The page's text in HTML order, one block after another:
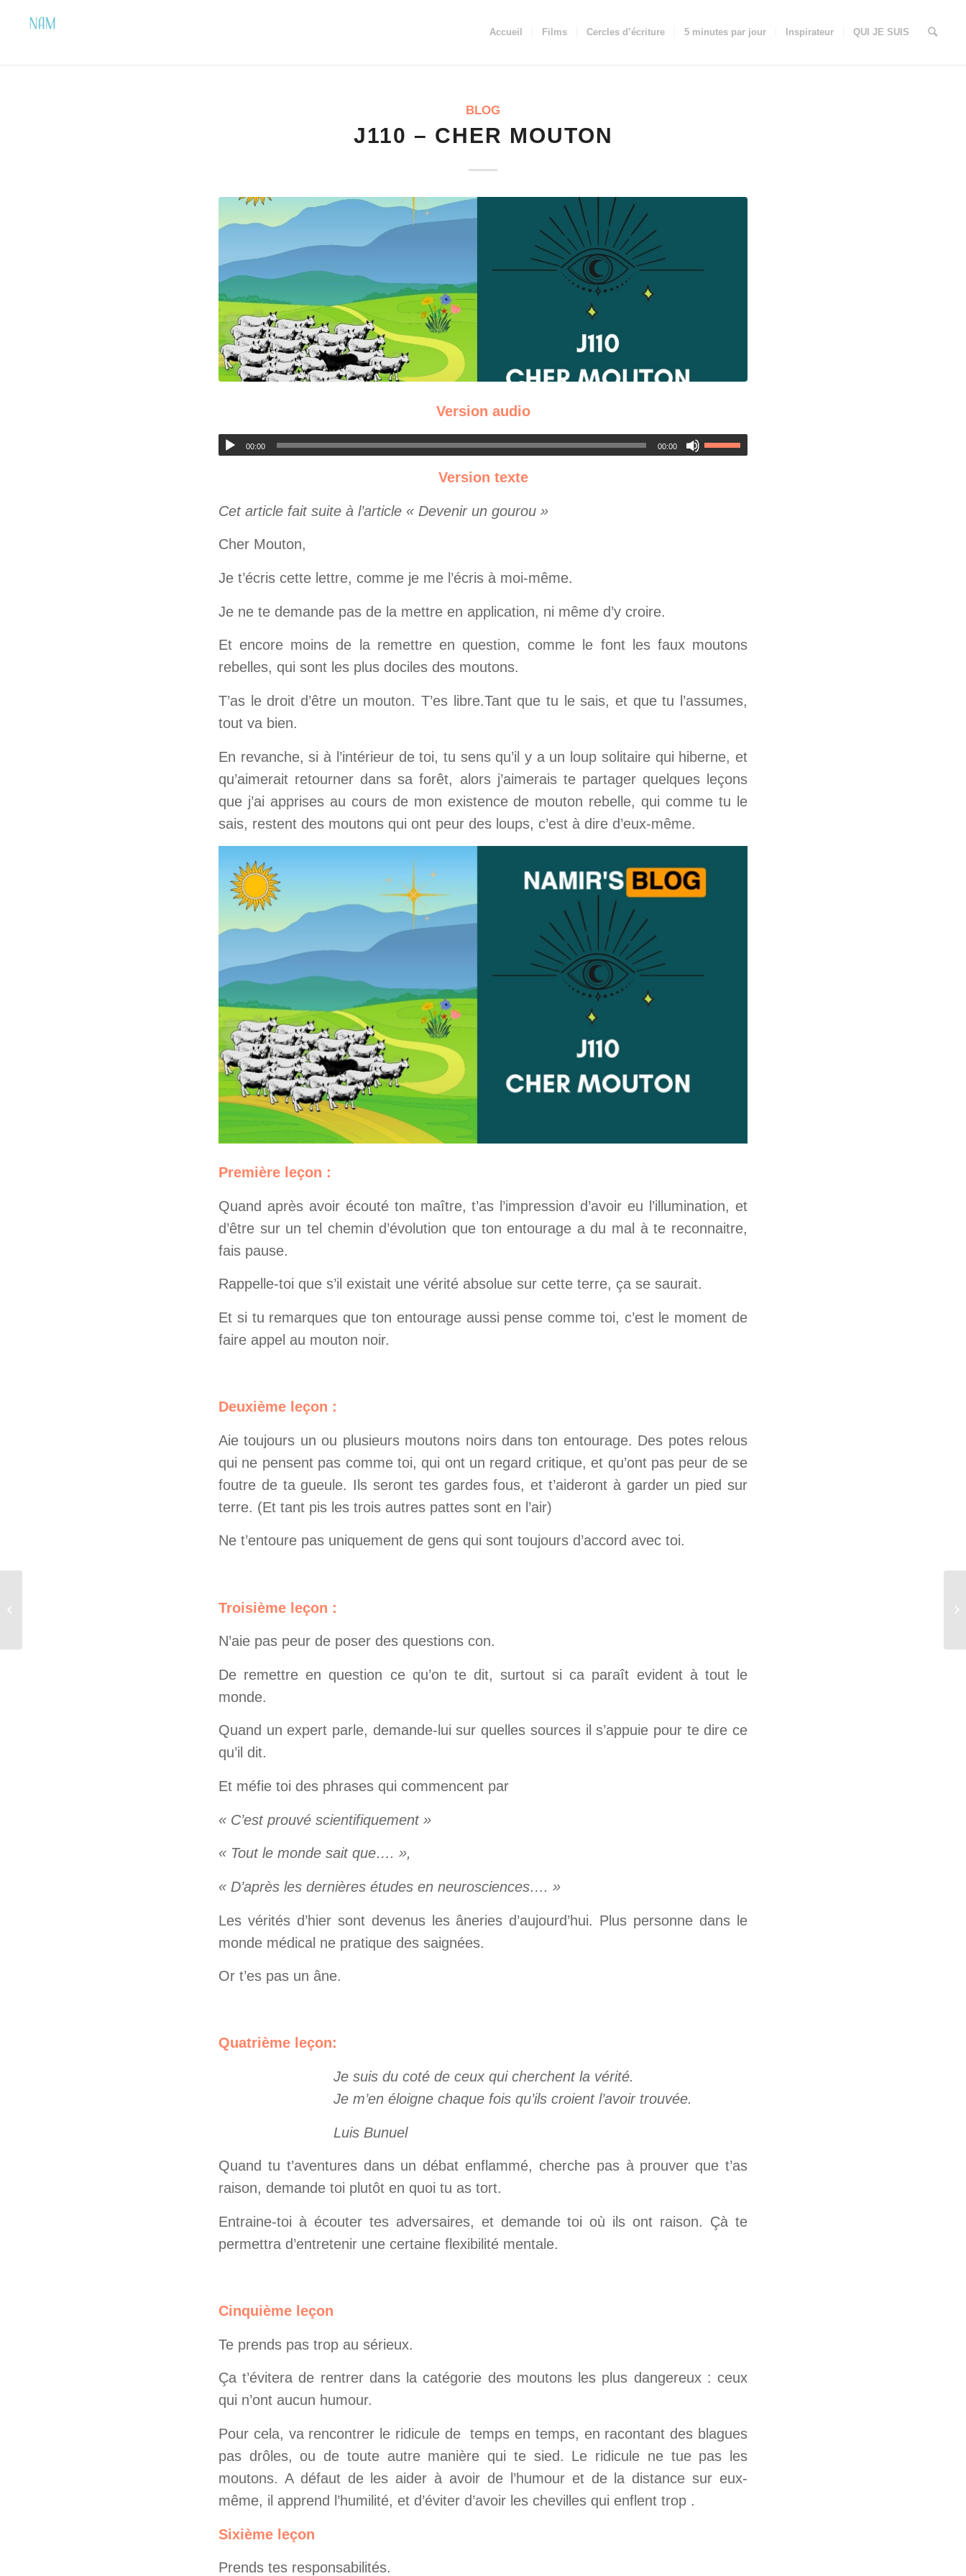
Accueil Films Cercles d’écriture 5 minutes par jour Inspirateur QUI JE SUIS
BLOG
J110 – CHER MOUTON
Version audio
00:00 00:00
Version texte
Cet article fait suite à l’article « Devenir un gourou »
Cher Mouton,
Je t’écris cette lettre, comme je me l’écris à moi-même.
Je ne te demande pas de la mettre en application, ni même d’y croire.
Et encore moins de la remettre en question, comme le font les faux moutons
rebelles, qui sont les plus dociles des moutons.
T’as le droit d’être un mouton. T’es libre.Tant que tu le sais, et que tu l’assumes,
tout va bien.
En revanche, si à l’intérieur de toi, tu sens qu’il y a un loup solitaire qui hiberne, et
qu’aimerait retourner dans sa forêt, alors j’aimerais te partager quelques leçons
que j’ai apprises au cours de mon existence de mouton rebelle, qui comme tu le
sais, restent des moutons qui ont peur des loups, c’est à dire d’eux-même.
Première leçon :
Quand après avoir écouté ton maître, t’as l’impression d’avoir eu l’illumination, et
d’être sur un tel chemin d’évolution que ton entourage a du mal à te reconnaitre,
fais pause.
Rappelle-toi que s’il existait une vérité absolue sur cette terre, ça se saurait.
Et si tu remarques que ton entourage aussi pense comme toi, c’est le moment de
faire appel au mouton noir.
Deuxième leçon :
Aie toujours un ou plusieurs moutons noirs dans ton entourage. Des potes relous
qui ne pensent pas comme toi, qui ont un regard critique, et qu’ont pas peur de se
foutre de ta gueule. Ils seront tes gardes fous, et t’aideront à garder un pied sur
terre. (Et tant pis les trois autres pattes sont en l’air)
Ne t’entoure pas uniquement de gens qui sont toujours d’accord avec toi.
Troisième leçon :
N’aie pas peur de poser des questions con.
De remettre en question ce qu’on te dit, surtout si ca paraît evident à tout le
monde.
Quand un expert parle, demande-lui sur quelles sources il s’appuie pour te dire ce
qu’il dit.
Et méfie toi des phrases qui commencent par
« C’est prouvé scientifiquement »
« Tout le monde sait que…. »,
« D’après les dernières études en neurosciences…. »
Les vérités d’hier sont devenus les âneries d’aujourd’hui. Plus personne dans le
monde médical ne pratique des saignées.
Or t’es pas un âne.
Quatrième leçon:
Je suis du coté de ceux qui cherchent la vérité.
Je m’en éloigne chaque fois qu’ils croient l’avoir trouvée.
Luis Bunuel
Quand tu t’aventures dans un débat enflammé, cherche pas à prouver que t’as
raison, demande toi plutôt en quoi tu as tort.
Entraine-toi à écouter tes adversaires, et demande toi où ils ont raison. Çà te
permettra d’entretenir une certaine flexibilité mentale.
Cinquième leçon
Te prends pas trop au sérieux.
Ça t’évitera de rentrer dans la catégorie des moutons les plus dangereux : ceux
qui n’ont aucun humour.
Pour cela, va rencontrer le ridicule de temps en temps, en racontant des blagues
pas drôles, ou de toute autre manière qui te sied. Le ridicule ne tue pas les
moutons. A défaut de les aider à avoir de l’humour et de la distance sur eux-
même, il apprend l’humilité, et d’éviter d’avoir les chevilles qui enflent trop .
Sixième leçon
Prends tes responsabilités.